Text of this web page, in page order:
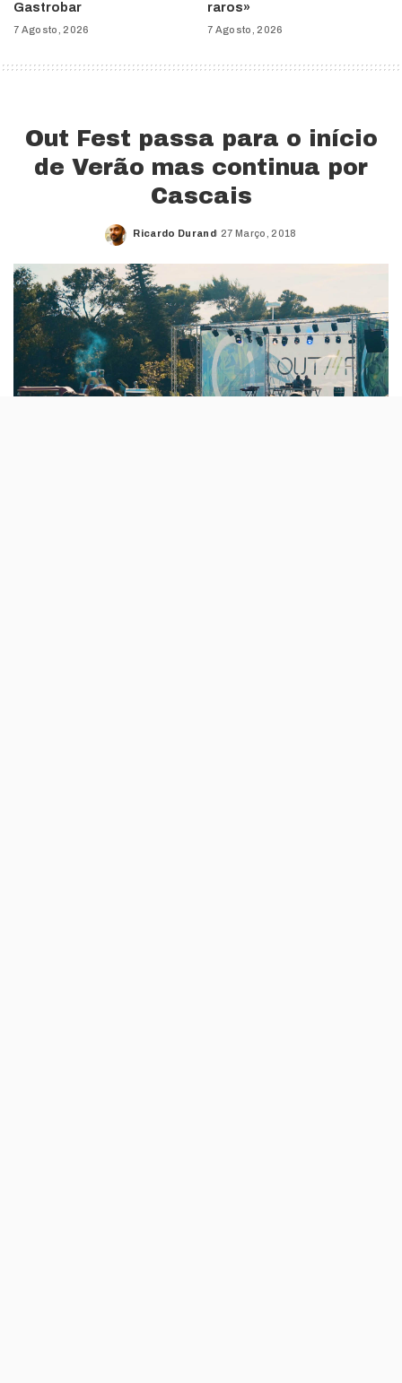
Gastrobar
7 Agosto, 2026
raros»
7 Agosto, 2026
Out Fest passa para o início
de Verão mas continua por
Cascais
Posted
Ricardo Durand 27 Março, 2018